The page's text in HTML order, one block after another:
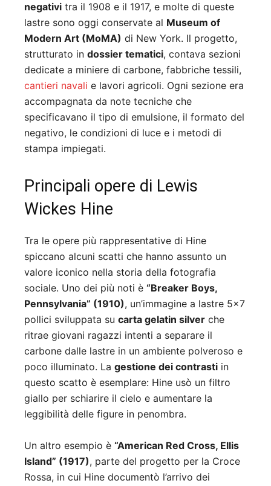
negativi tra il 1908 e il 1917, e molte di queste
lastre sono oggi conservate al Museum of
Modern Art (MoMA) di New York. Il progetto,
strutturato in dossier tematici, contava sezioni
dedicate a miniere di carbone, fabbriche tessili,
cantieri navali e lavori agricoli. Ogni sezione era
accompagnata da note tecniche che
specificavano il tipo di emulsione, il formato del
negativo, le condizioni di luce e i metodi di
stampa impiegati.
Principali opere di Lewis
Wickes Hine
Tra le opere più rappresentative di Hine
spiccano alcuni scatti che hanno assunto un
valore iconico nella storia della fotografia
sociale. Uno dei più noti è “Breaker Boys,
Pennsylvania” (1910), un’immagine a lastre 5×7
pollici sviluppata su carta gelatin silver che
ritrae giovani ragazzi intenti a separare il
carbone dalle lastre in un ambiente polveroso e
poco illuminato. La gestione dei contrasti in
questo scatto è esemplare: Hine usò un filtro
giallo per schiarire il cielo e aumentare la
leggibilità delle figure in penombra.
Un altro esempio è “American Red Cross, Ellis
Island” (1917), parte del progetto per la Croce
Rossa, in cui Hine documentò l’arrivo dei